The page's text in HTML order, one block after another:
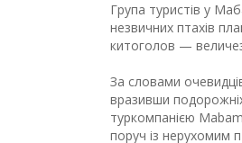
Група туристів у
незвичних птахів
китоголов —
За словами
вразивши
туркомпанією
поруч із нерухомим